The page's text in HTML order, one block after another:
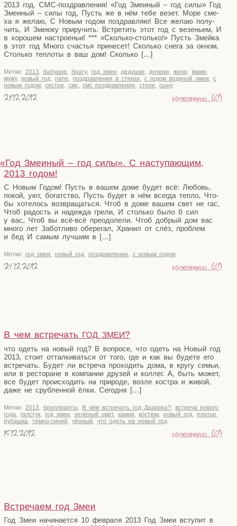
2013 год. СМС-поздрав­ле­ния! «Год Зме­и­ный – год силы» Год
Зме­и­ный – силы год, Пусть же в нём тебе везет. Море сме­
ха я желаю, С Новым годом поздрав­ляю! Все желаю полу­
чить, И Зме­ю­ку при­ру­чить. Встре­тить этот год с везе­ньем, И
в хоро­шем настро­е­ньи! *** «Сколь­­ко-столь­­ко!» Пусть Змей­ка
в этот год Мно­го сча­стья при­не­сет! Сколь­ко сне­га за окном,
Столь­ко теп­ло­ты в ваш дом! Сколько […]
Метки: 2013, бабушке, брату, год змеи, дедушке, дочери, жене, маме,
мужу, новый год, папе, поздравления в стихах, с годом водяной змеи, с
новым годом, сестре, смс, смс поздравления, стихи, сыну
29.12.2012 коментарии (0)
«Год Змеиный – год силы». С наступающим,
2013 годом!
С Новым Годом! Пусть в вашем доме будет всё: Любовь,
покой, уют, богат­ство, Пусть будет в нём все­гда теп­ло, Что­
бы xоте­лось воз­вра­щать­ся. Чтоб в доме вашем свет не гас,
Чтоб радость и надеж­да гре­ли, И столь­ко было б сил
у вас, Чтоб вы всё-всё пре­одо­ле­ли. Чтоб доб­рый дом вас
мно­го лет Забот­ли­во обе­ре­гал, Xра­нил от слёз, про­блем
и бед И самым луч­шим в […]
Метки: год змеи, новый год, поздравление, с новым годом
24.12.2012 коментарии (0)
В чем встречать ГОД ЗМЕИ?
что одеть на новый год? В вопро­се, что одеть на Новый год
2013, сто­ит оттал­ки­вать­ся от того, где и как вы буде­те его
встре­чать. Будет ли встре­ча про­хо­дить дома, в кру­гу семьи,
или в ресто­ране в ком­па­нии дру­зей и кол­лег. А, быть может,
все будет про­ис­хо­дить на при­ро­де, воз­ле кост­ра и живой,
даже не сруб­лен­ной ёлки. Сегодня […]
Метки: 2013, бриллианты, В чём встречать год Дракона?, встреча нового
года, галстук, год змеи, зелёный цвет, камни, костюм, новый год, платье,
рубашка, тёмно-синий, чёрный, что одеть на новый год
15.12.2012 коментарии (0)
Встречаем год Змеи
Год Змеи начи­на­ет­ся 10 фев­ра­ля 2013 Год Змеи всту­пит в